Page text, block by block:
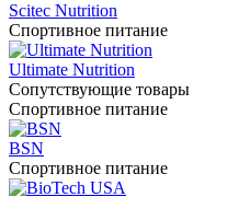
Scitec Nutrition
Спортивное питание
Ultimate Nutrition
Сопутствующие товары
Спортивное питание
BSN
Спортивное питание